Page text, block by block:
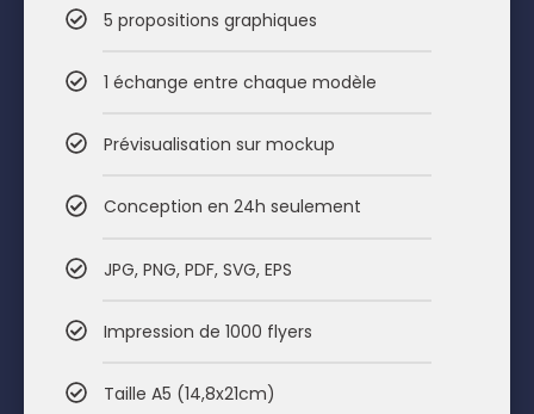
5 propositions graphiques
1 échange entre chaque modèle
Prévisualisation sur mockup
Conception en 24h seulement
JPG, PNG, PDF, SVG, EPS
Impression de 1000 flyers
Taille A5 (14,8x21cm)